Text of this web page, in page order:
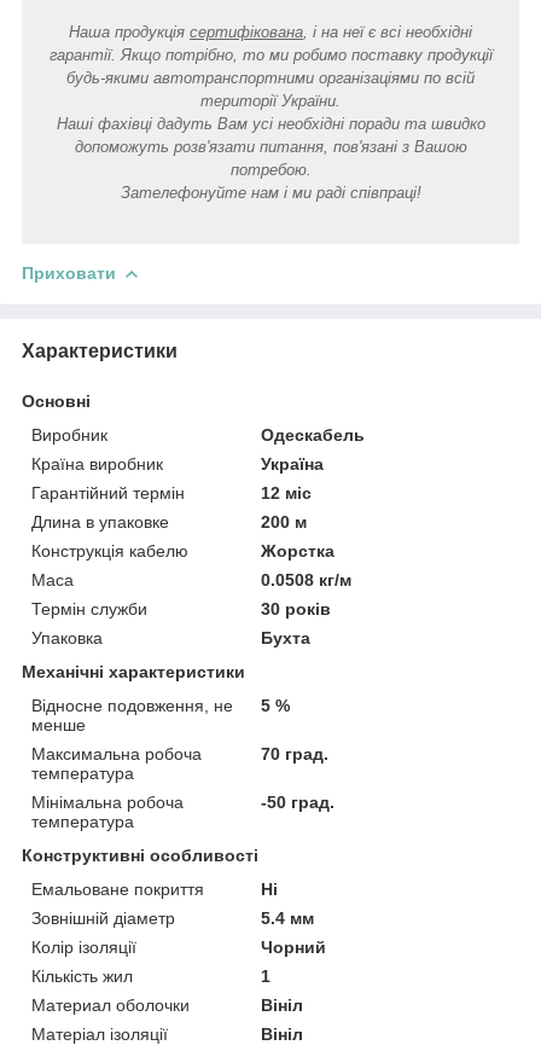
Наша продукція сертифікована , і на неї є всі необхідні
гарантії. Якщо потрібно, то ми робимо поставку продукції
будь-якими автотранспортними організаціями по всій
території України.
Наші фахівці дадуть Вам усі необхідні поради та швидко
допоможуть розв'язати питання, пов'язані з Вашою
потребою.
Зателефонуйте нам і ми раді співпраці!
Приховати
Характеристики
Основні
Виробник
Одескабель
Країна виробник
Україна
Гарантійний термін
12 міс
Длина в упаковке
200 м
Конструкція кабелю
Жорстка
Маса
0.0508 кг/м
Термін служби
30 років
Упаковка
Бухта
Механічні характеристики
Відносне подовження, не
менше
5 %
Максимальна робоча
температура
70 град.
Мінімальна робоча
температура
-50 град.
Конструктивні особливості
Емальоване покриття
Ні
Зовнішній діаметр
5.4 мм
Колір ізоляції
Чорний
Кількість жил
1
Материал оболочки
Вініл
Матеріал ізоляції
Вініл